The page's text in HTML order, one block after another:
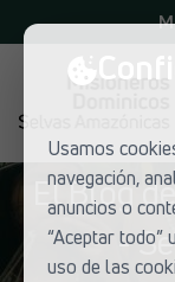
Usamos
navegación,
anuncios o
“Aceptar todo”
uso de las
El Blog
-